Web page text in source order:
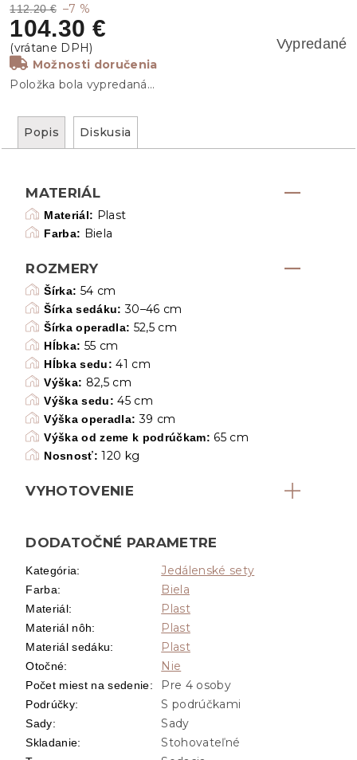
112.20 € –7 %
104.30 €
Vypredané
Možnosti doručenia
Položka bola vypredaná…
Popis Diskusia
MATERIÁL
Materiál: Plast
Farba: Biela
ROZMERY
Šírka: 54 cm
Šírka sedáku: 30–46 cm
Šírka operadla: 52,5 cm
Hĺbka: 55 cm
Hĺbka sedu: 41 cm
Výška: 82,5 cm
Výška sedu: 45 cm
Výška operadla: 39 cm
Výška od zeme k podrúčkam: 65 cm
Nosnosť: 120 kg
VYHOTOVENIE
DODATOČNÉ PARAMETRE
Kategória: Jedálenské sety
Farba: Biela
Materiál: Plast
Materiál nôh: Plast
Materiál sedáku: Plast
Otočné: Nie
Počet miest na sedenie: Pre 4 osoby
Podrúčky: S podrúčkami
Sady: Sady
Skladanie: Stohovateľné